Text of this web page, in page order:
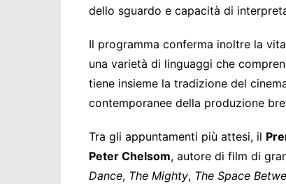
dello sguardo e capacità di
Il programma conferma inoltre la
una varietà di linguaggi che
tiene insieme la tradizione del
contemporanee della produzione
Tra gli appuntamenti più attesi, il
Peter Chelsom, autore di film di
Dance, The Mighty, The Space